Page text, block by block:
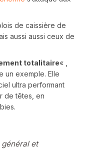
de caissière de
aussi aussi ceux de
totalitaire« ,
un exemple. Elle
ultra performant
de têtes, en
général et